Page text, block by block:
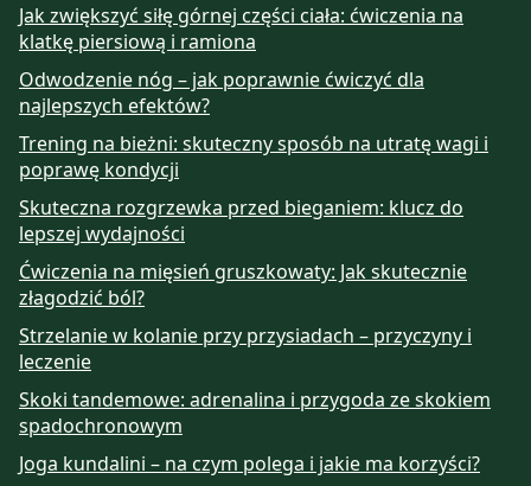
Jak zwiększyć siłę górnej części ciała: ćwiczenia na
klatkę piersiową i ramiona
Odwodzenie nóg – jak poprawnie ćwiczyć dla
najlepszych efektów?
Trening na bieżni: skuteczny sposób na utratę wagi i
poprawę kondycji
Skuteczna rozgrzewka przed bieganiem: klucz do
lepszej wydajności
Ćwiczenia na mięsień gruszkowaty: Jak skutecznie
złagodzić ból?
Strzelanie w kolanie przy przysiadach – przyczyny i
leczenie
Skoki tandemowe: adrenalina i przygoda ze skokiem
spadochronowym
Joga kundalini – na czym polega i jakie ma korzyści?